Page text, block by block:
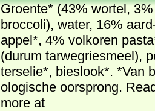
Groen­te* (43% wor­tel, 3%
broc­co­li), wa­ter, 16%
ap­pel*, 4% vol­ko­ren
(du­rum tar­weg­ries­meel),
ter­se­lie*, bies­look*. *Van
o­lo­gi­sche oor­sprong.
more at